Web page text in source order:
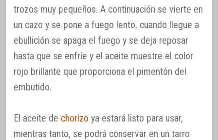
trozos muy pequeños. A continuación se vierte en
un cazo y se pone a fuego lento, cuando llegue a
ebullición se apaga el fuego y se deja reposar
hasta que se enfríe y el aceite muestre el color
rojo brillante que proporciona el pimentón del
embutido.
El aceite de chorizo ya estará listo para usar,
mientras tanto, se podrá conservar en un tarro